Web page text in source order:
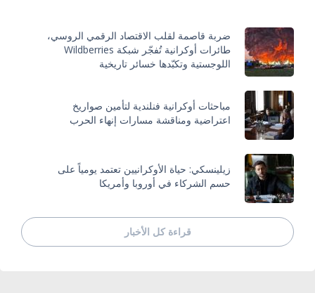
ضربة قاصمة لقلب الاقتصاد الرقمي الروسي،
طائرات أوكرانية تُفجّر شبكة Wildberries
اللوجستية وتكبّدها خسائر تاريخية
مباحثات أوكرانية فنلندية لتأمين صواريخ
اعتراضية ومناقشة مسارات إنهاء الحرب
زيلينسكي: حياة الأوكرانيين تعتمد يومياً على
حسم الشركاء في أوروبا وأمريكا
قراءة كل الأخبار